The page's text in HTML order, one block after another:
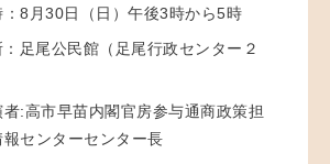
8月30日（日）午後3時から5時
民館（足尾行政センター２
早苗内閣官房参与通商政策担
報センターセンター長